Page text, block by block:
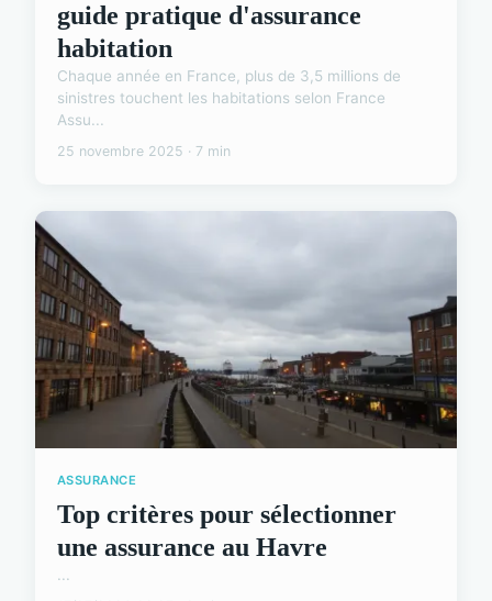
guide pratique d'assurance
habitation
Chaque année en France, plus de 3,5 millions de
sinistres touchent les habitations selon France
Assu...
25 novembre 2025 · 7 min
ASSURANCE
Top critères pour sélectionner
une assurance au Havre
...